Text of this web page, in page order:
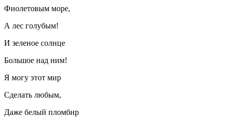
Фиолетовым море,
А лес голубым!
И зеленое солнце
Большое над ним!
Я могу этот мир
Сделать любым,
Даже белый пломбир